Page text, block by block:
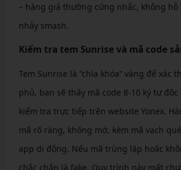
– hàng giả thường cứng nhắc, không hỗ
nhảy smash.
Kiểm tra tem Sunrise và mã code
Tem Sunrise là “chìa khóa” vàng để xác
phủ, bạn sẽ thấy mã code 8-10 ký tự
kiểm tra trực tiếp trên website Yonex.
mã rõ ràng, không mờ, kèm mã vạch
app di động. Nếu mã trùng lặp hoặc
chắc chắn là fake. Quy trình này mất